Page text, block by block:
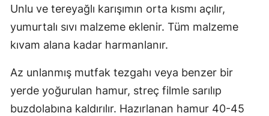
Unlu ve tereyağlı karışımın orta kısmı açılır,
yumurtalı sıvı malzeme eklenir. Tüm malzeme
kıvam alana kadar harmanlanır.
Az unlanmış mutfak tezgahı veya benzer bir
yerde yoğurulan hamur, streç filmle sarılıp
buzdolabına kaldırılır. Hazırlanan hamur 40-45